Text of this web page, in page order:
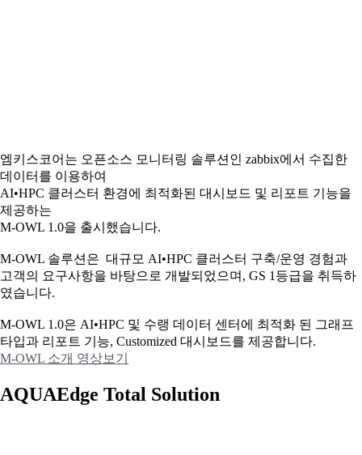
엠키스코어는 오픈소스 모니터링 솔루션인 zabbix에서 수집한
데이터를 이용하여
AI•HPC 클러스터 환경에 최적화된 대시보드 및 리포트 기능을
제공하는
M-OWL 1.0을 출시했습니다.
M-OWL 솔루션은 대규모 AI•HPC 클러스터 구축/운영 경험과
고객의 요구사항을 바탕으로 개발되었으며, GS 1등급을 취득하
였습니다.
M-OWL 1.0은 AI•HPC 및 수랭 데이터 센터에 최적화 된 그래프
타입과 리포트 기능, Customized 대시보드를 제공합니다.
M-OWL 소개 영상보기
AQUAEdge Total Solution